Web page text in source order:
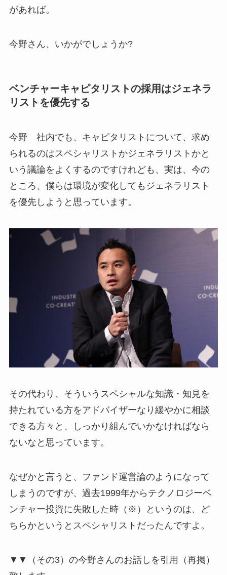
があれば。
今野さん、いかがでしょうか?
ベンチャーキャピタリストの採用はジェネラ
リストを優先する
今野 社内でも、キャピタリストについて、求め
られるのはスペシャリストかジェネラリストかと
いう議論をよくするのですけれども、実は、今の
ところ、僕らは環境が変化してもジェネラリスト
を優先しようと思っています。
その代わり、そういうスペシャルな知識・知見を
持たれている方をアドバイザーなり緩やかに相談
できる方々と、しっかり組んでいかなければなら
ないなと思っています。
なぜかと言うと、ファンド運営論のようになって
しまうのですが、過去1999年からテクノロジーベ
ンチャー投資に失敗した時（※）というのは、ど
ちらかというとスペシャリストだったんですよ。
▼▼（その3）の今野さんのお話しを引用（再掲）